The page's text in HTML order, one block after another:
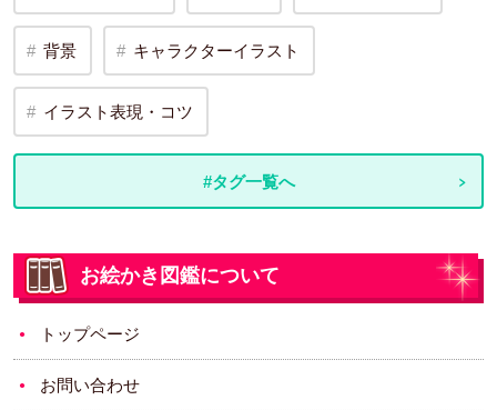
背景 キャラクターイラスト
イラスト表現・コツ
#タグ一覧へ
お絵かき図鑑について
トップページ
お問い合わせ